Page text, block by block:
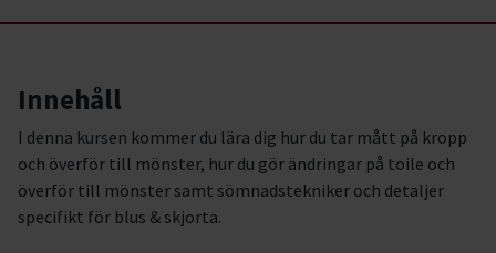
Innehåll
I denna kursen kommer du lära dig hur du tar mått på kropp
och överför till mönster, hur du gör ändringar på toile och
överför till mönster samt sömnadstekniker och detaljer
specifikt för blus & skjorta.